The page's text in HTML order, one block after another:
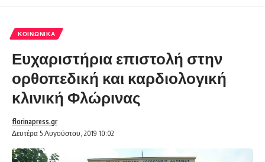
ΚΟΙΝΩΝΙΚΆ
Ευχαριστήρια επιστολή στην
ορθοπεδική και καρδιολογική
κλινική Φλώρινας
Δευτέρα 5 Αυγούστου, 2019 10:02
florinapress.gr